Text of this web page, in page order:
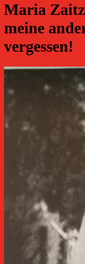
Maria
meine
vergessen!